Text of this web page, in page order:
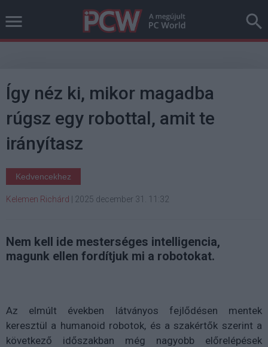
Így néz ki, mikor magadba
rúgsz egy robottal, amit te
irányítasz
Kedvencekhez
Kelemen Richárd 2025 december 31. 11:32
Nem kell ide mesterséges intelligencia,
magunk ellen fordítjuk mi a robotokat.
Az elmúlt években látványos fejlődésen mentek
keresztül a humanoid robotok, és a szakértők szerint a
következő időszakban még nagyobb előrelépések